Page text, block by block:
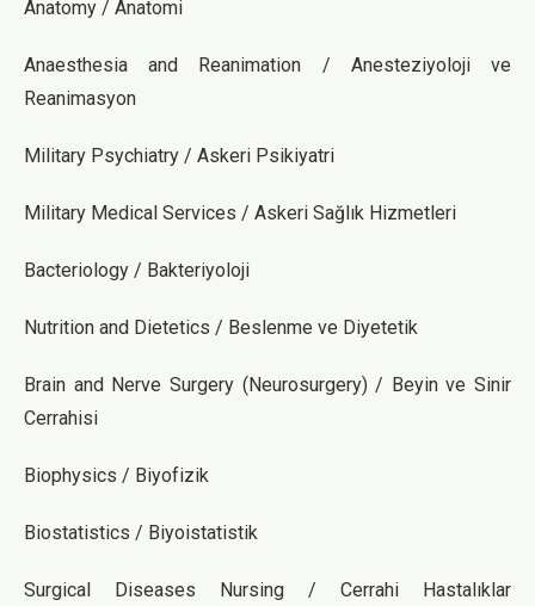
Anatomy / Anatomi
Anaesthesia and Reanimation / Anesteziyoloji ve
Reanimasyon
Military Psychiatry / Askeri Psikiyatri
Military Medical Services / Askeri Sağlık Hizmetleri
Bacteriology / Bakteriyoloji
Nutrition and Dietetics / Beslenme ve Diyetetik
Brain and Nerve Surgery (Neurosurgery) / Beyin ve Sinir
Cerrahisi
Biophysics / Biyofizik
Biostatistics / Biyoistatistik
Surgical Diseases Nursing​​ / Cerrahi Hastalıklar